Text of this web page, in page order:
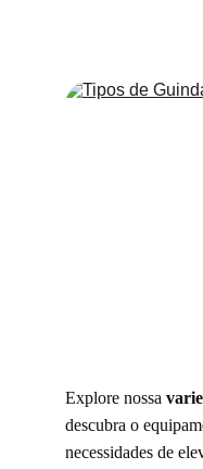
Explore nossa
descubra o
necessidades de